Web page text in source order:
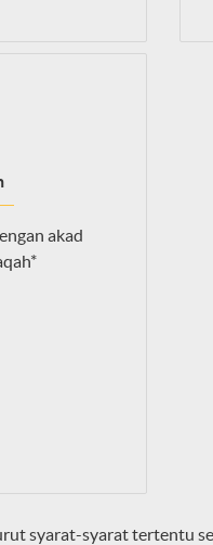
akad
syarat-syarat tertentu